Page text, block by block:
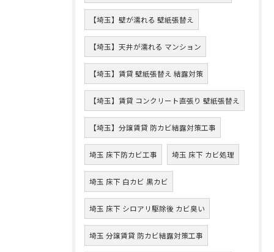
【埼玉】壁が濡れる 壁紙張替え
【埼玉】天井が濡れる マンション
【埼玉】賃貸 壁紙張替え 結露対策
【埼玉】賃貸 コンクリート直張り 壁紙張替え
【埼玉】分譲賃貸 防カビ結露対策工事
埼玉 床下防カビ工事 埼玉 床下 カビ処理
埼玉 床下 白カビ 黒カビ
埼玉 床下 シロアリ駆除後 カビ臭い
埼玉 分譲賃貸 防カビ結露対策工事